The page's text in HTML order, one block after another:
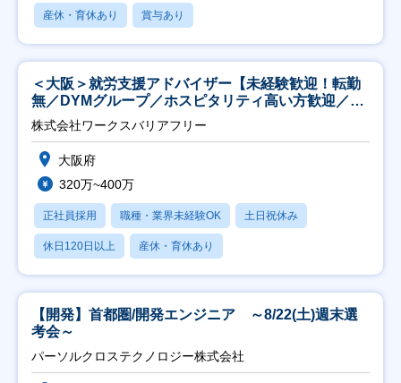
産休・育休あり 賞与あり
＜大阪＞就労支援アドバイザー【未経験歓迎！転勤
無／DYMグループ／ホスピタリティ高い方歓迎／土
日祝】
株式会社ワークスバリアフリー
大阪府
320万~400万
正社員採用 職種・業界未経験OK 土日祝休み
休日120日以上 産休・育休あり
【開発】首都圏/開発エンジニア ～8/22(土)週末選
考会～
パーソルクロステクノロジー株式会社